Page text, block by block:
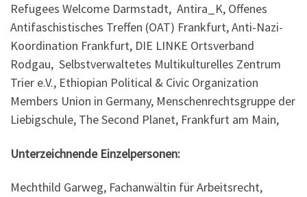
Refugees Welcome Darmstadt, Antira_K, Offenes
Antifaschistisches Treffen (OAT) Frankfurt, Anti-Nazi-
Koordination Frankfurt, DIE LINKE Ortsverband
Rodgau, Selbstverwaltetes Multikulturelles Zentrum
Trier e.V., Ethiopian Political & Civic Organization
Members Union in Germany, Menschenrechtsgruppe der
Liebigschule, The Second Planet, Frankfurt am Main,
Unterzeichnende Einzelpersonen:
Mechthild Garweg, Fachanwältin für Arbeitsrecht,